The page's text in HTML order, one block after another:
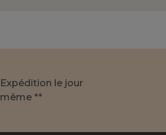
Expédition le jour
même **